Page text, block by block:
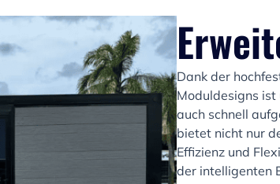
Dank der
Moduldesigns
auch schnell
bietet nicht nur
Effizienz und
der intelligenten